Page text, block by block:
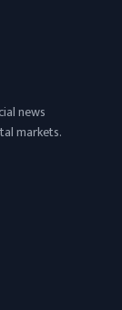
news
markets.